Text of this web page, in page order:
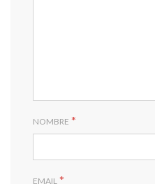
NOMBRE *
EMAIL *